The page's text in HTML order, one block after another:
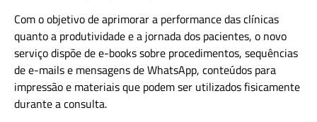
Com o objetivo de aprimorar a performance das clínicas
quanto a produtividade e a jornada dos pacientes, o novo
serviço dispõe de e-books sobre procedimentos, sequências
de e-mails e mensagens de WhatsApp, conteúdos para
impressão e materiais que podem ser utilizados fisicamente
durante a consulta.